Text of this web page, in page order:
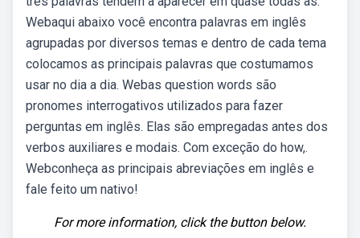
Webaqui abaixo você encontra palavras em inglês
agrupadas por diversos temas e dentro de cada tema
colocamos as principais palavras que costumamos
usar no dia a dia. Webas question words são
pronomes interrogativos utilizados para fazer
perguntas em inglês. Elas são empregadas antes dos
verbos auxiliares e modais. Com exceção do how,.
Webconheça as principais abreviações em inglês e
fale feito um nativo!
For more information, click the button below.